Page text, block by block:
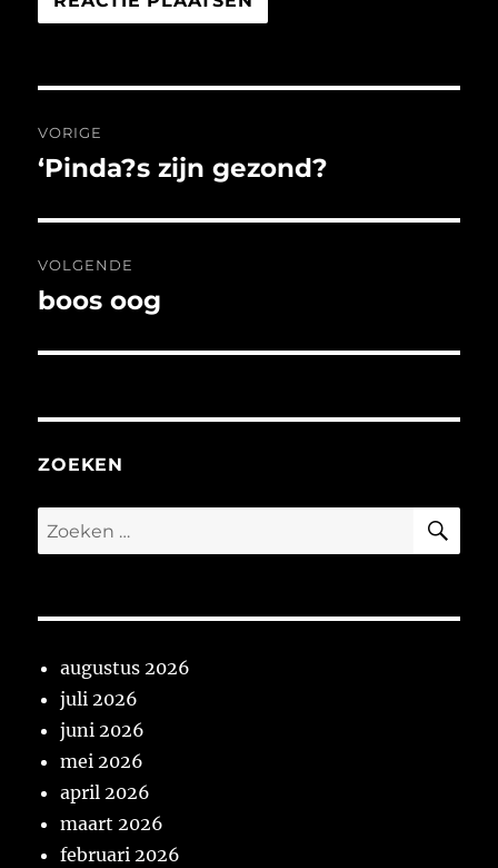
navigatie
VORIGE
Vorig
‘Pinda?s zijn gezond?
VOLGENDE
Volgend
boos oog
ZOEKEN
Zoeken
naar:
augustus 2026
juli 2026
juni 2026
mei 2026
april 2026
maart 2026
februari 2026